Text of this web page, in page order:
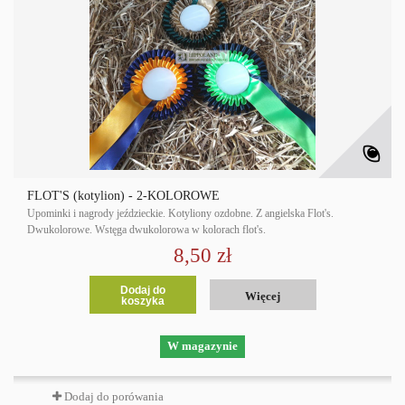
FLOT'S (kotylion) - 2-KOLOROWE
Upominki i nagrody jeździeckie. Kotyliony ozdobne. Z angielska Flot's.
Dwukolorowe. Wstęga dwukolorowa w kolorach flot's.
8,50 zł
Dodaj do
koszyka
Więcej
W magazynie
Dodaj do porówania